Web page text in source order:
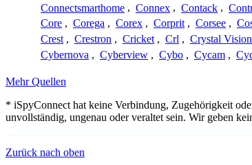
Connectsmarthome , Connex , Contack ,
Core , Corega , Corex , Corprit , Corsee ,
Crest , Crestron , Cricket , Crl , Crystal Vision
Cybernova , Cyberview , Cybo , Cycam ,
Mehr Quellen
* iSpyConnect hat keine Verbindung, Zugehörigkeit
unvollständig, ungenau oder veraltet sein. Wir geben
Zurück nach oben